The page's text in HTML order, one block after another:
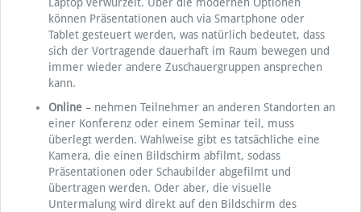
können Präsentationen auch via Smartphone oder
Tablet gesteuert werden, was natürlich bedeutet, dass
sich der Vortragende dauerhaft im Raum bewegen und
immer wieder andere Zuschauergruppen ansprechen
kann.
Online– nehmen Teilnehmer an anderen Standorten an
einer Konferenz oder einem Seminar teil, muss
überlegt werden. Wahlweise gibt es tatsächliche eine
Kamera, die einen Bildschirm abfilmt, sodass
Präsentationen oder Schaubilder abgefilmt und
übertragen werden. Oder aber, die visuelle
Untermalung wird direkt auf den Bildschirm des